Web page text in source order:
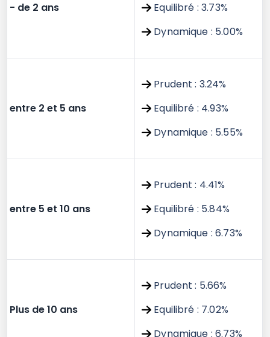
- de 2 ans
Equilibré : 3.73%
Dynamique : 5.00%
entre 2 et 5 ans
Prudent : 3.24%
Equilibré : 4.93%
Dynamique : 5.55%
entre 5 et 10 ans
Prudent : 4.41%
Equilibré : 5.84%
Dynamique : 6.73%
Plus de 10 ans
Prudent : 5.66%
Equilibré : 7.02%
Dynamique : 6.73%